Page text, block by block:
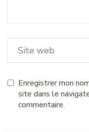
Enregistrer mon
site dans le
commentaire.